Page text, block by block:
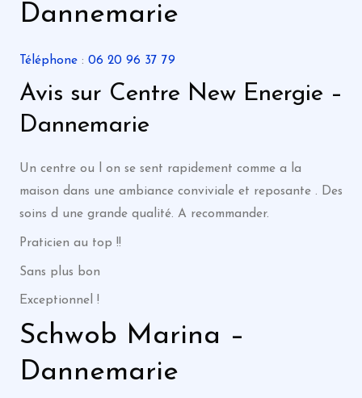
Dannemarie
Téléphone: 06 20 96 37 79
Avis sur Centre New Energie –
Dannemarie
Un centre ou l on se sent rapidement comme a la
maison dans une ambiance conviviale et reposante . Des
soins d une grande qualité. A recommander.
Praticien au top !!
Sans plus bon
Exceptionnel !
Schwob Marina –
Dannemarie